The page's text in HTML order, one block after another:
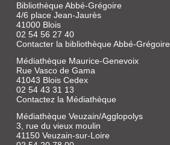
LES
HÉRITIERS
DE
L'EMPIRE
MES
SOUVENIRS
DES
GUERRES
1870,
1814,
1839
Bibliothèque Abbé-Grégoire
4/6 place Jean-Jaurès
41000 Blois
02 54 56 27 40
Contacter la bibliothèque Abbé-Grégoire
Médiathèque Maurice-Genevoix
Rue Vasco de Gama
41043 Blois Cedex
02 54 43 31 13
Contactez la Médiathèque
Médiathèque Veuzain/Agglopolys
3, rue du vieux moulin
41150 Veuzain-sur-Loire